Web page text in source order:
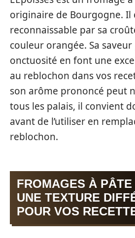
originaire de Bourgogne. Il
reconnaissable par sa
couleur orangée. Sa
onctuosité en font une
au reblochon dans vos
son arôme prononcé peut
tous les palais, il convient
avant de l’utiliser en
reblochon.
FROMAGES À
UNE TEXTURE
POUR VOS